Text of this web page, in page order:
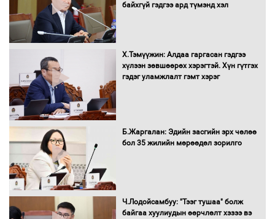
Санхүүгийн хэмнэлтийн горимд эрүүл
мэндийн салбар хамаарахгүй
Нөөцийн махны худалдаа,
борлуулалтыг нээлттэй ил тод
Монгол Улс “COP17”-д “Тал хээрийн
төлөвлөгөө”-гөө танилцуулна
байхгүй гэдгээ ард түмэнд хэл
Х.Тэмүүжин: Алдаа гаргасан гэдгээ
хүлээн зөвшөөрөх хэрэгтэй. Хүн гүтгэх
гэдэг уламжлалт гэмт хэрэг
Б.Жаргалан: Эдийн засгийн эрх чөлөө
бол 35 жилийн мөрөөдөл зорилго
Ч.Лодойсамбуу: "Тээг тушаа" болж
байгаа хуулиудын өөрчлөлт хэзээ вэ